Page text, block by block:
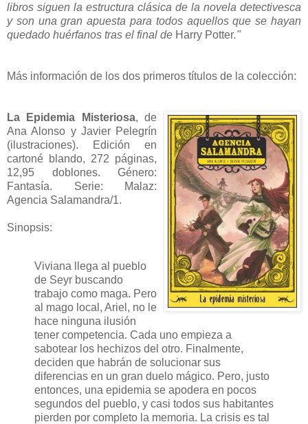
libros siguen la estructura clásica de la novela detectivesca
y son una gran apuesta para todos aquellos que se hayan
quedado huérfanos tras el final de Harry Potter."
Más información de los dos primeros títulos de la colección:
La Epidemia Misteriosa, de
Ana Alonso y Javier Pelegrín
(ilustraciones). Edición en
cartoné blando, 272 páginas,
12,95 doblones. Género:
Fantasía. Serie: Malaz:
Agencia Salamandra/1.
Sinopsis:
Viviana llega al pueblo
de Seyr buscando
trabajo como maga. Pero
al mago local, Ariel, no le
hace ninguna ilusión
tener competencia. Cada uno empieza a
sabotear los hechizos del otro. Finalmente,
deciden que habrán de solucionar sus
diferencias en un gran duelo mágico. Pero, justo
entonces, una epidemia se apodera en pocos
segundos del pueblo, y casi todos sus habitantes
pierden por completo la memoria. La crisis es tal